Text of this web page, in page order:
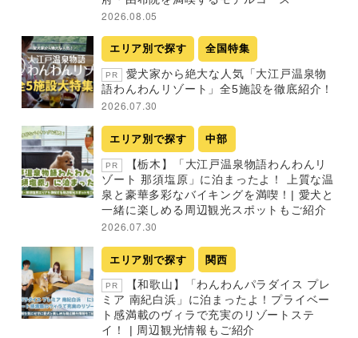
2026.08.05
エリア別で探す 全国特集
PR
愛犬家から絶大な人気「大江戸温泉物
語わんわんリゾート」全5施設を徹底紹介！
2026.07.30
エリア別で探す 中部
PR
【栃木】「大江戸温泉物語わんわんリ
ゾート 那須塩原」に泊まったよ！ 上質な温
泉と豪華多彩なバイキングを満喫！| 愛犬と
一緒に楽しめる周辺観光スポットもご紹介
2026.07.30
エリア別で探す 関西
PR
【和歌山】「わんわんパラダイス プレ
ミア 南紀白浜」に泊まったよ！プライベー
ト感満載のヴィラで充実のリゾートステ
イ！ | 周辺観光情報もご紹介